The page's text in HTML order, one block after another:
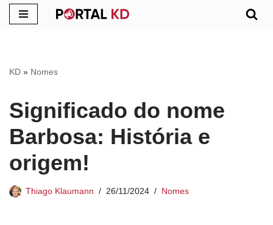
conteúdo
KD » Nomes
Significado do nome
Barbosa: História e
origem!
Thiago Klaumann 26/11/2024 Nomes